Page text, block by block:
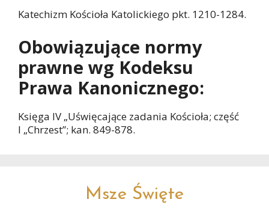
Katechizm Kościoła Katolickiego pkt. 1210-1284.
Obowiązujące normy
prawne wg Kodeksu
Prawa Kanonicznego:
Księga IV „Uświęcające zadania Kościoła; część
I „Chrzest”; kan. 849-878.
Msze Święte